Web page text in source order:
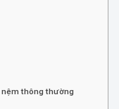
thông thường